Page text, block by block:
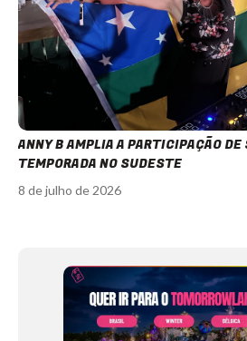
ANNY B AMPLIA A PARTICIPAÇÃO DE
TEMPORADA NO SUDESTE
8 de julho de 2026